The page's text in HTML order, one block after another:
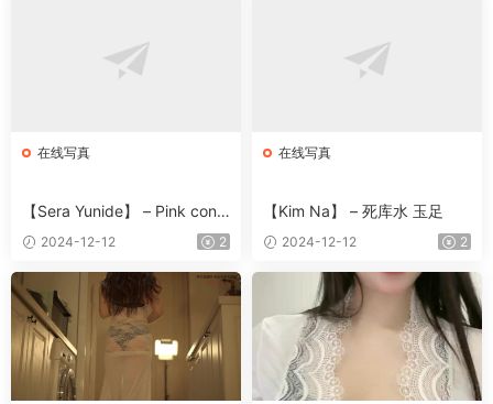
在线写真
【Sera Yunide】 – Pink conc
ept2024-12-12 2
在线写真
【Kim Na】 – 死库水 玉足
2024-12-12 2